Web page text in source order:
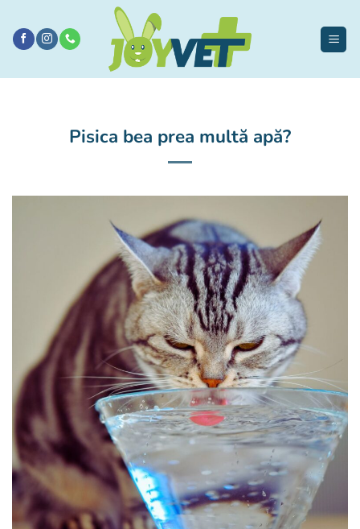
conținut
Pisica bea prea multă apă?